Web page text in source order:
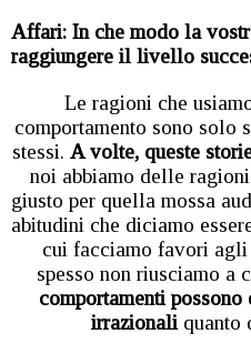
Affari: In che modo la
raggiungere il livello
Le ragioni che
comportamento sono solo
stessi. A volte, queste
noi abbiamo delle
giusto per quella mossa
abitudini che diciamo
cui facciamo favori
spesso non riusciamo a
comportamenti
irrazionaliquanto